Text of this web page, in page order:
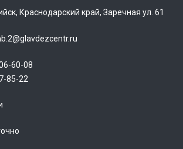
Краснодарский край, Заречная ул. 61
60-08
85-22